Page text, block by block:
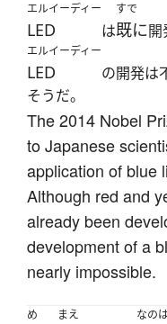
エルイーディー
LED は
すで
既に開
エルイーディー
LED
の開発は
そうだ。
The 2014 Nobel
to Japanese
application of blue
Although red and
already been
development of a
nearly impossible.
め
まえ なの